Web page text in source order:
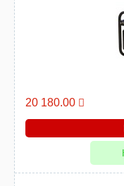
20 180.00